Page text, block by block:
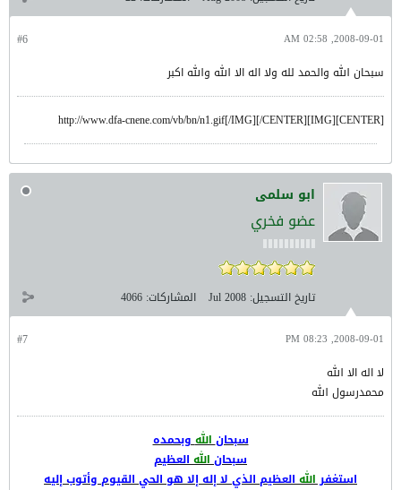
#6 2008-09-01, 02:58 AM
سبحان الله والحمد لله ولا اله الا الله والله اكبر
[CENTER][IMG]http://www.dfa-cnene.com/vb/bn/n1.gif[/IMG][/CENTER]
ابو سلمى
عضو فخري
تاريخ التسجيل: Jul 2008 المشاركات: 4066
#7 2008-09-01, 08:23 PM
لا اله الا الله
محمدرسول الله
سبحاناللهوبحمده
سبحاناللهالعظيم
استغفراللهالعظيم الذي لا إله إلا هو الحي القيوم وأتوب إليه